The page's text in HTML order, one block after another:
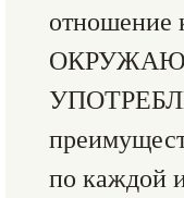
по каждой